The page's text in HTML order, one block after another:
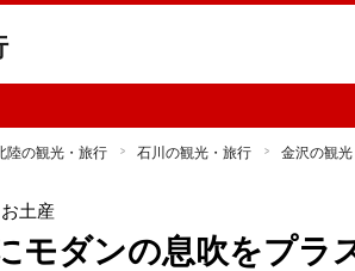
陸の観光・旅行 石川の観光・旅行 金沢の観
土産
モダンの息吹をプラ